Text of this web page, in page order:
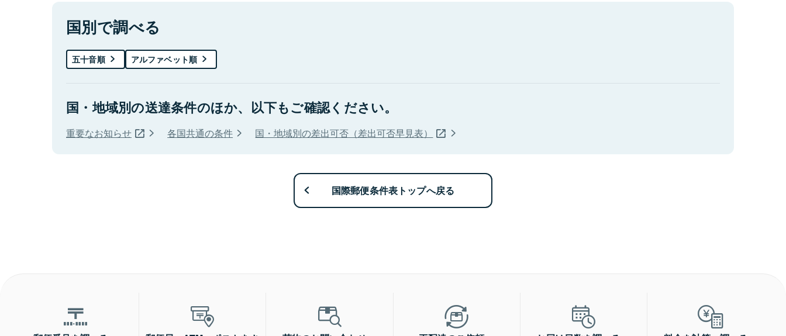
国別で調べる
五十音順 アルファベット順
国・地域別の送達条件のほか、以下もご確認ください。
重要なお知らせ 各国共通の条件 国・地域別の差出可否（差出可否早見表）
国際郵便条件表トップへ戻る